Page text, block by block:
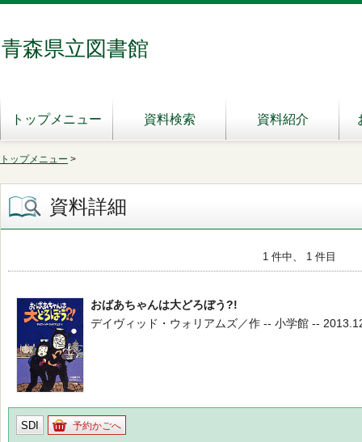
青森県立図書館
トップメニュー 資料検索 資料紹介
トップメニュー >
資料詳細
1 件中、 1 件目
おばあちゃんは大どろぼう?!
デイヴィッド・ウォリアムズ／作 -- 小学館 --
SDI 予約かごへ